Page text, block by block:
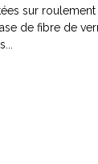
sur
de fibre de